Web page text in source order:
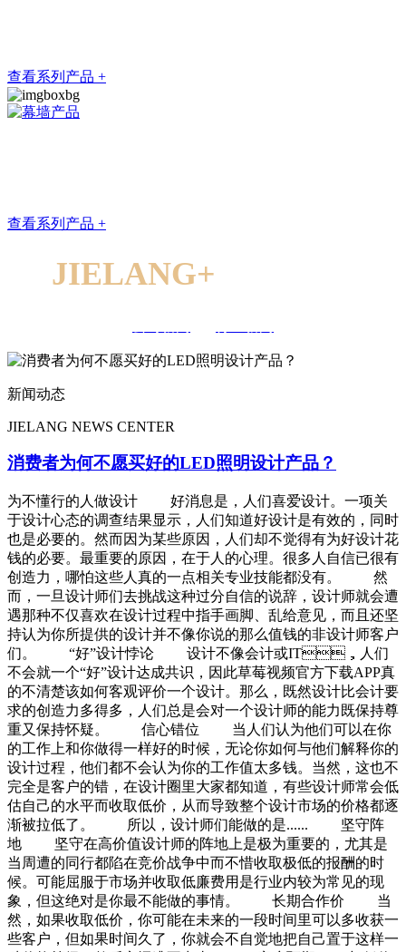
查看系列产品 +
查看系列产品 +
JIELANG+
新闻动态
JIELANG NEWS CENTER
消费者为何不愿买好的LED照明设计产品？
为不懂行的人做设计 好消息是，人们喜爱设计。一项关
于设计心态的调查结果显示，人们知道好设计是有效的，同时
也是必要的。然而因为某些原因，人们却不觉得有为好设计花
钱的必要。最重要的原因，在于人的心理。很多人自信已很有
创造力，哪怕这些人真的一点相关专业技能都没有。 然
而，一旦设计师们去挑战这种过分自信的说辞，设计师就会遭
遇那种不仅喜欢在设计过程中指手画脚、乱给意见，而且还坚
持认为你所提供的设计并不像你说的那么值钱的非设计师客户
们。 “好”设计悖论 设计不像会计或IT，人们
不会就一个“好”设计达成共识，因此草莓视频官方下载APP真
的不清楚该如何客观评价一个设计。那么，既然设计比会计要
求的创造力多得多，人们总是会对一个设计师的能力既保持尊
重又保持怀疑。 信心错位 当人们认为他们可以在你
的工作上和你做得一样好的时候，无论你如何与他们解释你的
设计过程，他们都不会认为你的工作值太多钱。当然，这也不
完全是客户的错，在设计圈里大家都知道，有些设计师常会低
估自己的水平而收取低价，从而导致整个设计市场的价格都逐
渐被拉低了。 所以，设计师们能做的是...... 坚守阵
地 坚守在高价值设计师的阵地上是极为重要的，尤其是
当周遭的同行都陷在竞价战争中而不惜收取极低的报酬的时
候。可能屈服于市场并收取低廉费用是行业内较为常见的现
象，但这绝对是你最不能做的事情。 长期合作价 当
然，如果收取低价，你可能在未来的一段时间里可以多收获一
些客户，但如果时间久了，你就会不自觉地把自己置于这样一